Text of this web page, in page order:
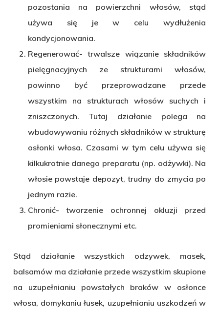
pozostania na powierzchni włosów, stąd
używa się je w celu wydłużenia
kondycjonowania.
Regenerować- trwalsze wiązanie składników
pielęgnacyjnych ze strukturami włosów,
powinno być przeprowadzane przede
wszystkim na strukturach włosów suchych i
zniszczonych. Tutaj działanie polega na
wbudowywaniu różnych składników w strukturę
osłonki włosa. Czasami w tym celu używa się
kilkukrotnie danego preparatu (np. odżywki). Na
włosie powstaje depozyt, trudny do zmycia po
jednym razie.
Chronić- tworzenie ochronnej okluzji przed
promieniami słonecznymi etc.
Stąd działanie wszystkich odzywek, masek,
balsamów ma działanie przede wszystkim skupione
na uzupełnianiu powstałych braków w osłonce
włosa, domykaniu łusek, uzupełnianiu uszkodzeń w